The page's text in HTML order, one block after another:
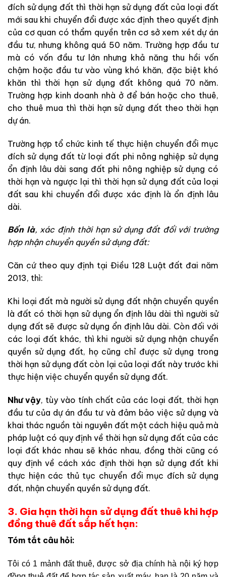
đích sử dụng đất thì thời hạn sử dụng đất của loại đất
mới sau khi chuyển đổi được xác định theo quyết định
của cơ quan có thẩm quyền trên cơ sở xem xét dự án
đầu tư, nhưng không quá 50 năm. Trường hợp đầu tư
mà có vốn đầu tư lớn nhưng khả năng thu hồi vốn
chậm hoặc đầu tư vào vùng khó khăn, đặc biệt khó
khăn thì thời hạn sử dụng đất không quá 70 năm.
Trường hợp kinh doanh nhà ở để bán hoặc cho thuê,
cho thuê mua thì thời hạn sử dụng đất theo thời hạn
dự án.
Trường hợp tổ chức kinh tế thực hiện chuyển đổi mục
đích sử dụng đất từ loại đất phi nông nghiệp sử dụng
ổn định lâu dài sang đất phi nông nghiệp sử dụng có
thời hạn và ngược lại thì thời hạn sử dụng đất của loại
đất sau khi chuyển đổi được xác định là ổn định lâu
dài.
Bốn là, xác định thời hạn sử dụng đất đối với trường
hợp nhận chuyển quyền sử dụng đất:
Căn cứ theo quy định tại Điều 128 Luật đất đai năm
2013, thì:
Khi loại đất mà người sử dụng đất nhận chuyển quyền
là đất có thời hạn sử dụng ổn định lâu dài thì người sử
dụng đất sẽ được sử dụng ổn định lâu dài. Còn đối với
các loại đất khác, thì khi người sử dụng nhận chuyển
quyền sử dụng đất, họ cũng chỉ được sử dụng trong
thời hạn sử dụng đất còn lại của loại đất này trước khi
thực hiện việc chuyển quyền sử dụng đất.
Như vậy, tùy vào tính chất của các loại đất, thời hạn
đầu tư của dự án đầu tư và đảm bảo việc sử dụng và
khai thác nguồn tài nguyên đất một cách hiệu quả mà
pháp luật có quy định về thời hạn sử dụng đất của các
loại đất khác nhau sẽ khác nhau, đồng thời cũng có
quy định về cách xác định thời hạn sử dụng đất khi
thực hiện các thủ tục chuyển đổi mục đích sử dụng
đất, nhận chuyển quyền sử dụng đất.
3. Gia hạn thời hạn sử dụng đất thuê khi hợp
đồng thuê đất sắp hết hạn:
Tóm tắt câu hỏi:
Tôi có 1 mảnh đất thuê, được sở địa chính hà nội ký hợp